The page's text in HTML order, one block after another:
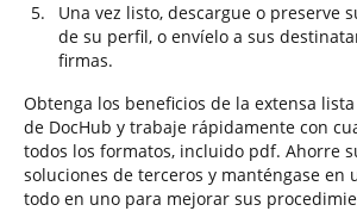
Una vez listo, descargue o preserve
de su perfil, o envíelo a sus
firmas.
Obtenga los beneficios de la extensa
de DocHub y trabaje rápidamente con
todos los formatos, incluido pdf. Ahorre
soluciones de terceros y manténgase en
todo en uno para mejorar sus